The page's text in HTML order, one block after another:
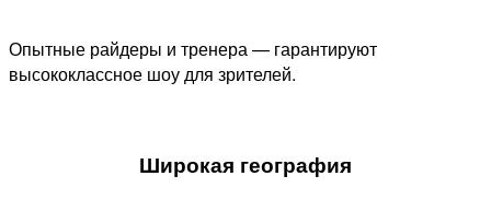
Опытные райдеры и тренера — гарантируют
высококлассное шоу для зрителей.
Широкая география